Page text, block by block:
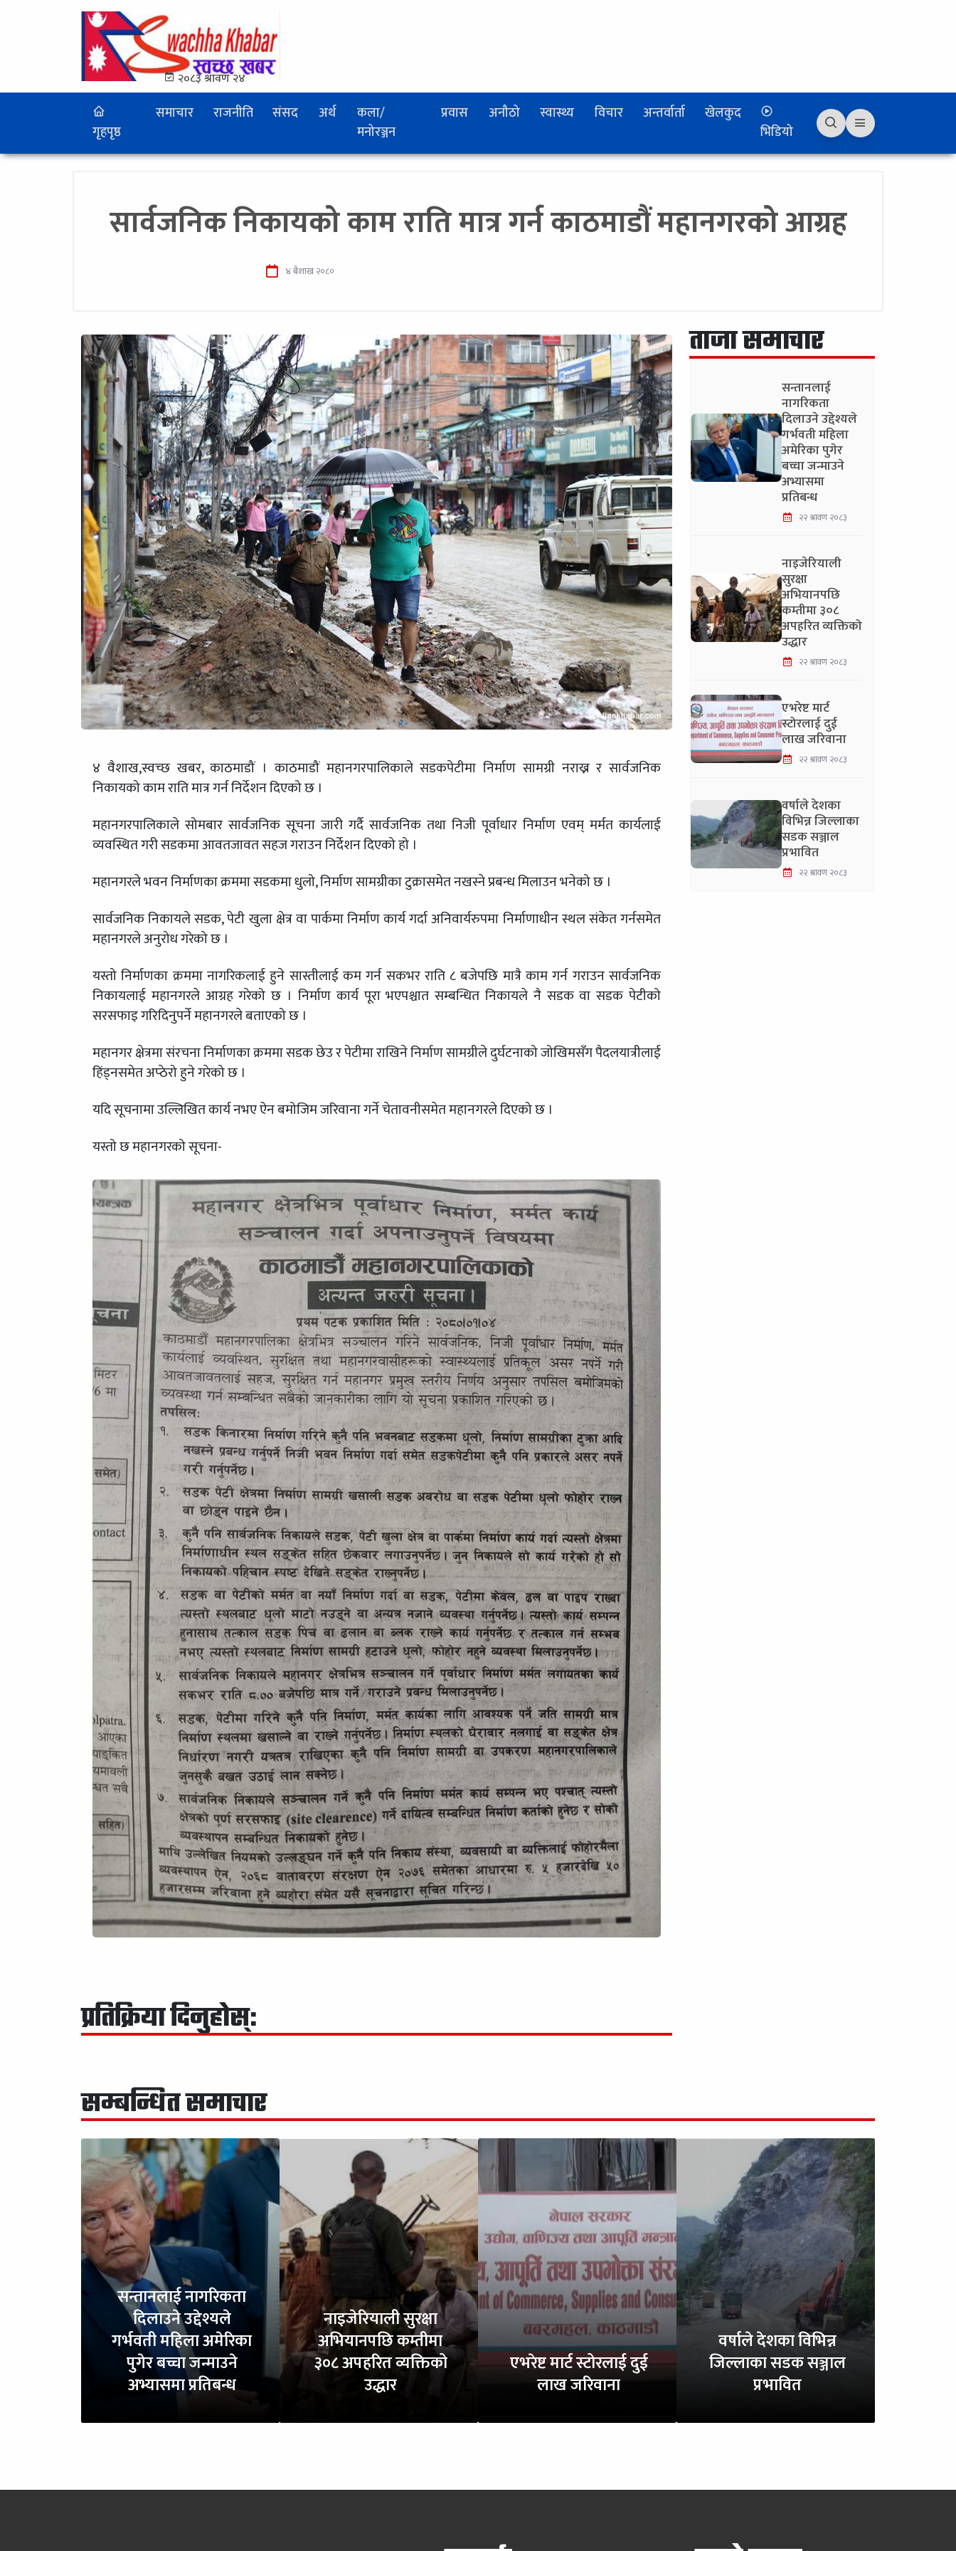
२०८३ श्रावण २४
गृहपृष्ठ
समाचार राजनीति संसद अर्थ
कला/
मनोरञ्जन
प्रवास अनौठो स्वास्थ्य विचार अन्तर्वार्ता
खेलकुद
भिडियो
सार्वजनिक निकायको काम राति मात्र गर्न काठमाडौं महानगरको आग्रह
४ बैशाख २०८०
४ वैशाख,स्वच्छ खबर, काठमाडौं । काठमाडौं महानगरपालिकाले सडकपेटीमा निर्माण सामग्री नराख्न र सार्वजनिक
निकायको काम राति मात्र गर्न निर्देशन दिएको छ ।
महानगरपालिकाले सोमबार सार्वजनिक सूचना जारी गर्दै सार्वजनिक तथा निजी पूर्वाधार निर्माण एवम् मर्मत कार्यलाई
व्यवस्थित गरी सडकमा आवतजावत सहज गराउन निर्देशन दिएको हो ।
महानगरले भवन निर्माणका क्रममा सडकमा धुलो, निर्माण सामग्रीका टुक्रासमेत नखस्ने प्रबन्ध मिलाउन भनेको छ ।
सार्वजनिक निकायले सडक, पेटी खुला क्षेत्र वा पार्कमा निर्माण कार्य गर्दा अनिवार्यरुपमा निर्माणाधीन स्थल संकेत गर्नसमेत
महानगरले अनुरोध गरेको छ ।
यस्तो निर्माणका क्रममा नागरिकलाई हुने सास्तीलाई कम गर्न सकभर राति ८ बजेपछि मात्रै काम गर्न गराउन सार्वजनिक
निकायलाई महानगरले आग्रह गरेको छ । निर्माण कार्य पूरा भएपश्चात सम्बन्धित निकायले नै सडक वा सडक पेटीको
सरसफाइ गरिदिनुपर्ने महानगरले बताएको छ ।
महानगर क्षेत्रमा संरचना निर्माणका क्रममा सडक छेउ र पेटीमा राखिने निर्माण सामग्रीले दुर्घटनाको जोखिमसँग पैदलयात्रीलाई
हिंड्नसमेत अप्ठेरो हुने गरेको छ ।
यदि सूचनामा उल्लिखित कार्य नभए ऐन बमोजिम जरिवाना गर्ने चेतावनीसमेत महानगरले दिएको छ ।
यस्तो छ महानगरको सूचना-
प्रतिक्रिया दिनुहोस्:
ताजा समाचार
सन्तानलाई
नागरिकता
दिलाउने उद्देश्यले
गर्भवती महिला
अमेरिका पुगेर
बच्चा जन्माउने
अभ्यासमा
प्रतिबन्ध
२२ श्रावण २०८३
नाइजेरियाली
सुरक्षा
अभियानपछि
कम्तीमा ३०८
अपहरित व्यक्तिको
उद्धार
२२ श्रावण २०८३
एभरेष्ट मार्ट
स्टोरलाई दुई
लाख जरिवाना
२२ श्रावण २०८३
वर्षाले देशका
विभिन्न जिल्लाका
सडक सञ्जाल
प्रभावित
२२ श्रावण २०८३
सम्बन्धित समाचार
सन्तानलाई नागरिकता
दिलाउने उद्देश्यले
गर्भवती महिला अमेरिका
पुगेर बच्चा जन्माउने
अभ्यासमा प्रतिबन्ध
नाइजेरियाली सुरक्षा
अभियानपछि कम्तीमा
३०८ अपहरित व्यक्तिको
उद्धार
एभरेष्ट मार्ट स्टोरलाई दुई
लाख जरिवाना
वर्षाले देशका विभिन्न
जिल्लाका सडक सञ्जाल
प्रभावित